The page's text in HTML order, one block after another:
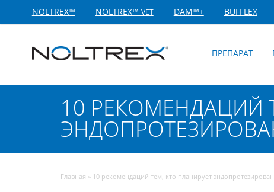
NOLTREX™ NOLTREX™ VET DAM™+ BUFFLEX
ПРЕПАРАТ
10 РЕКОМЕНДАЦИЙ
Главная » 10 рекомендаций тем, кто планирует